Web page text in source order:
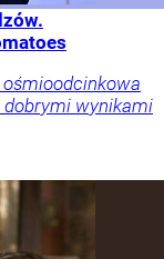
ośmioodcinkowa
wynikami